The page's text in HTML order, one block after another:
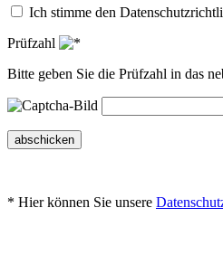
Ich stimme den
Prüfzahl
Bitte geben Sie die Prüfzahl in das
abschicken
* Hier können Sie unsere